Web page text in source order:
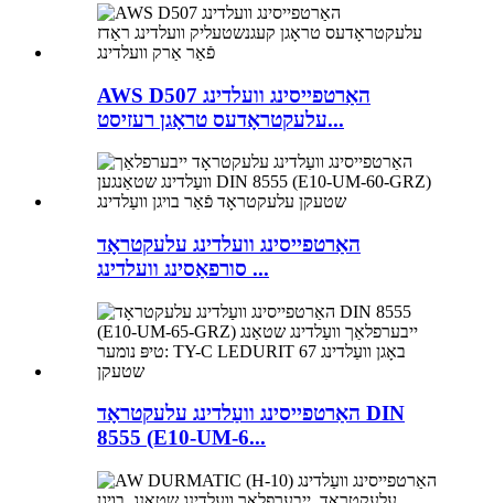
AWS D507 האַרטפייסינג וועלדינג
עלעקטראָדעס טראָגן רעזיסט...
האַרטפייסינג וועלדינג עלעקטראָד
סורפאַסינג וועלדינג ...
האַרטפייסינג וועַלדינג עלעקטראָד DIN
8555 (E10-UM-6...